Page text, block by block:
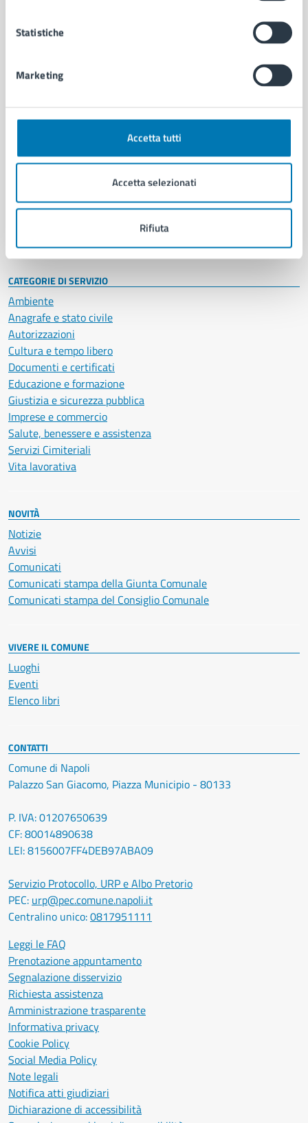
Statistiche
Marketing
Accetta tutti
Accetta selezionati
Rifiuta
Comune di Napoli
AMMINISTRAZIONE
Organi di governo
Enti e fondazioni
Personale amministrativo
Intranet, posta aziendale e protocollo
CATEGORIE DI SERVIZIO
Ambiente
Anagrafe e stato civile
Autorizzazioni
Cultura e tempo libero
Documenti e certificati
Educazione e formazione
Giustizia e sicurezza pubblica
Imprese e commercio
Salute, benessere e assistenza
Servizi Cimiteriali
Vita lavorativa
NOVITÀ
Notizie
Avvisi
Comunicati
Comunicati stampa della Giunta Comunale
Comunicati stampa del Consiglio Comunale
VIVERE IL COMUNE
Luoghi
Eventi
Elenco libri
CONTATTI
Comune di Napoli
Palazzo San Giacomo, Piazza Municipio - 80133
P. IVA: 01207650639
CF: 80014890638
LEI: 8156007FF4DEB97ABA09
Servizio Protocollo, URP e Albo Pretorio
PEC: urp@pec.comune.napoli.it
Centralino unico:0817951111
Leggi le FAQ
Prenotazione appuntamento
Segnalazione disservizio
Richiesta assistenza
Amministrazione trasparente
Informativa privacy
Cookie Policy
Social Media Policy
Note legali
Notifica atti giudiziari
Dichiarazione di accessibilità